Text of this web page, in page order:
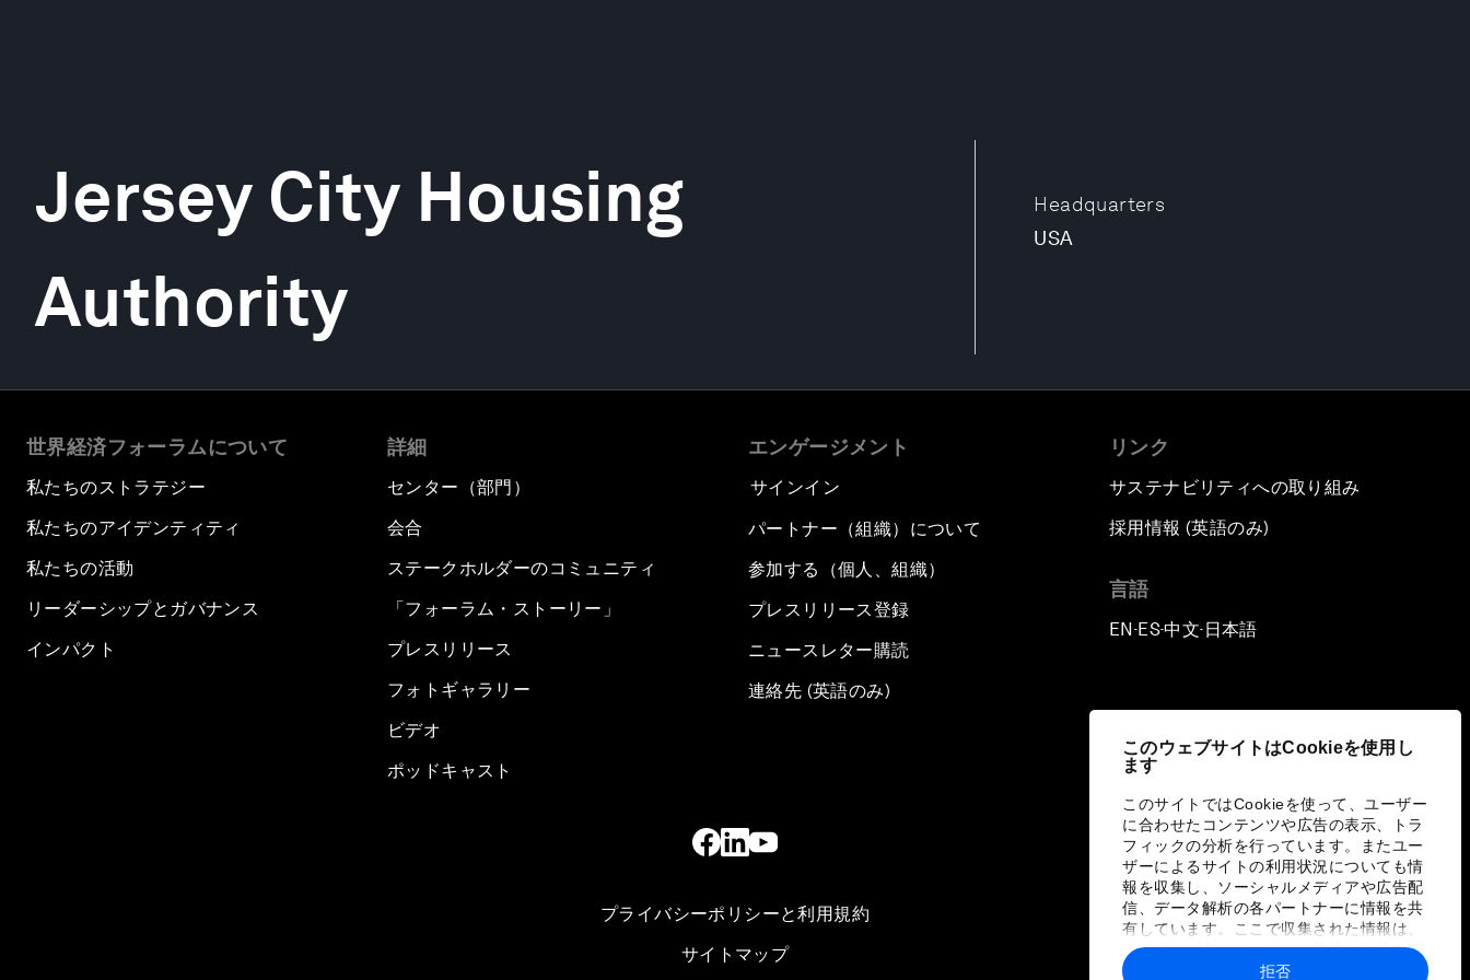
このウェブサイトはCookieを使用し
ます
このサイトではCookieを使って、ユーザー
に合わせたコンテンツや広告の表示、トラ
フィックの分析を行っています。またユー
ザーによるサイトの利用状況についても情
報を収集し、ソーシャルメディアや広告配
信、データ解析の各パートナーに情報を共
有しています。ここで収集された情報は、
ユーザーが各パートナーに提供した他の情
報や各パートナーのサービスを使用した際
拒否
Headquarters
USA
Jersey City Housing
Authority
世界経済フォーラムについて
私たちのストラテジー
私たちのアイデンティティ
私たちの活動
リーダーシップとガバナンス
インパクト
詳細
センター（部門）
会合
ステークホルダーのコミュニティ
「フォーラム・ストーリー」
プレスリリース
フォトギャラリー
ビデオ
ポッドキャスト
エンゲージメント
サインイン
パートナー（組織）について
参加する（個人、組織）
プレスリリース登録
ニュースレター購読
連絡先 (英語のみ)
リンク
サステナビリティへの取り組み
採用情報 (英語のみ)
言語
EN ▪ES▪中文▪ 日本語
プライバシーポリシーと利用規約
サイトマップ